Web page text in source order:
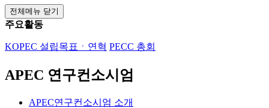
전체메뉴 닫기
주요활동
KOPEC 설립목표ㆍ연혁 PECC 총회
APEC 연구컨소시엄
APEC연구컨소시엄 소개